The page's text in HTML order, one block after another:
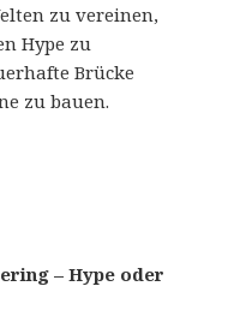
zu vereinen,
Hype zu
Brücke
zu bauen.
– Hype oder